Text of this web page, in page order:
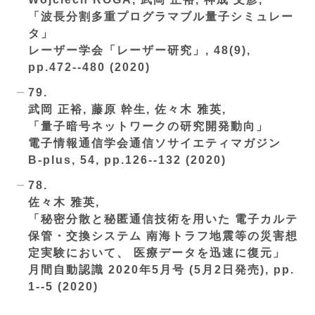
「波長分割多重プログラマブル量子シミュレー
タ」
レーザー学会「レーザー研究」, 48(9),
pp.472--480 (2020)
79.
武岡 正裕, 藤原 幹生, 佐々木 雅英,
「量子暗号ネットワークの研究開発動向」
電子情報通信学会通信ソサイエティマガジン
B-plus, 54, pp.126--132 (2020)
78.
佐々木 雅英,
「秘密分散と秘匿通信技術を用いた 電子カルテ
保管・交換システム 南海トラフ地震等の災害想
定実験において、 医療データを迅速に復元」
月間自動認識 2020年5月号 (5月2日発売), pp.
1--5 (2020)